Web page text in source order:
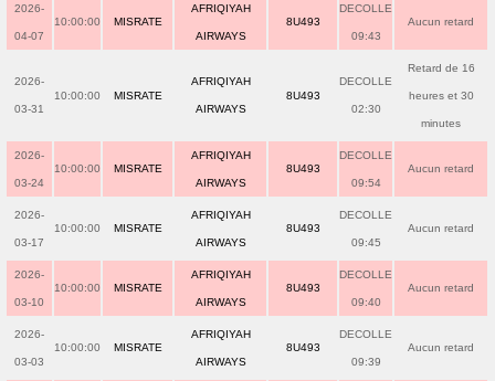
2026-
04-07
10:00:00 MISRATE
AFRIQIYAH
AIRWAYS
8U493
DECOLLE
09:43
Aucun retard
2026-
03-31
10:00:00 MISRATE
AFRIQIYAH
AIRWAYS
8U493
DECOLLE
02:30
Retard de 16
heures et 30
minutes
2026-
03-24
10:00:00 MISRATE
AFRIQIYAH
AIRWAYS
8U493
DECOLLE
09:54
Aucun retard
2026-
03-17
10:00:00 MISRATE
AFRIQIYAH
AIRWAYS
8U493
DECOLLE
09:45
Aucun retard
2026-
03-10
10:00:00 MISRATE
AFRIQIYAH
AIRWAYS
8U493
DECOLLE
09:40
Aucun retard
2026-
03-03
10:00:00 MISRATE
AFRIQIYAH
AIRWAYS
8U493
DECOLLE
09:39
Aucun retard